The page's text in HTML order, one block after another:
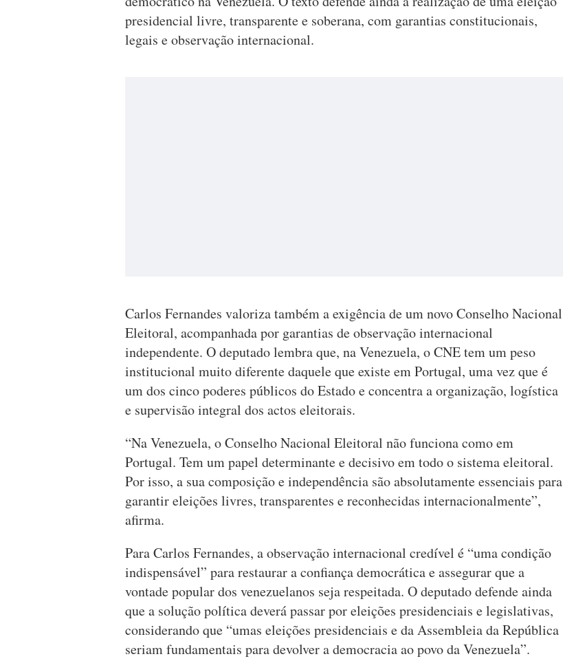
presidencial livre, transparente e soberana, com garantias constitucionais,
legais e observação internacional.
Carlos Fernandes valoriza também a exigência de um novo Conselho Nacional
Eleitoral, acompanhada por garantias de observação internacional
independente. O deputado lembra que, na Venezuela, o CNE tem um peso
institucional muito diferente daquele que existe em Portugal, uma vez que é
um dos cinco poderes públicos do Estado e concentra a organização, logística
e supervisão integral dos actos eleitorais.
“Na Venezuela, o Conselho Nacional Eleitoral não funciona como em
Portugal. Tem um papel determinante e decisivo em todo o sistema eleitoral.
Por isso, a sua composição e independência são absolutamente essenciais para
garantir eleições livres, transparentes e reconhecidas internacionalmente”,
afirma.
Para Carlos Fernandes, a observação internacional credível é “uma condição
indispensável” para restaurar a confiança democrática e assegurar que a
vontade popular dos venezuelanos seja respeitada. O deputado defende ainda
que a solução política deverá passar por eleições presidenciais e legislativas,
considerando que “umas eleições presidenciais e da Assembleia da República
seriam fundamentais para devolver a democracia ao povo da Venezuela”.